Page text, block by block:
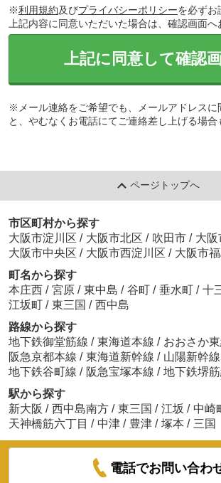
※利用規約及びプライバシーポリシーを必ずお
上記内容に同意いただいた場合は、確認画面へ
上記に同意して確認
※メール連絡をご希望でも、メールアドレスに
と、やむなくお電話にてご連絡差し上げる場合
ページトップへ
市区町村から探す
大阪市淀川区 / 大阪市北区 / 吹田市 / 大阪
大阪市中央区 / 大阪市西淀川区 / 大阪市
町名から探す
本庄西 / 宮原 / 東中島 / 谷町 / 垂水町 / 十
江坂町 / 東三国 / 西中島
路線から探す
地下鉄御堂筋線 / 東海道本線 / おおさか
阪急京都本線 / 東海道新幹線 / 山陽新幹線
地下鉄谷町線 / 阪急宝塚本線 / 地下鉄堺
駅から探す
新大阪 / 西中島南方 / 東三国 / 江坂 / 中崎
天神橋筋六丁目 / 中津 / 豊津 / 塚本 / 三国
電話でお問い合わ